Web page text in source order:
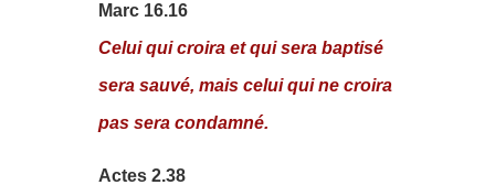
Marc 16.16
Celui qui croira et qui sera baptisé
sera sauvé, mais celui qui ne croira
pas sera condamné.
Actes 2.38